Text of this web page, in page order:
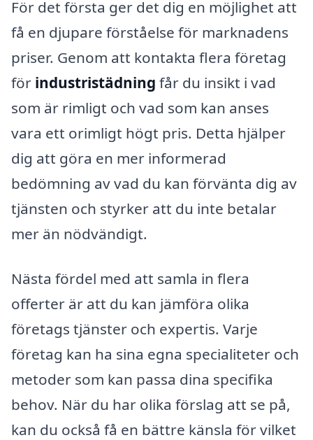
För det första ger det dig en möjlighet att
få en djupare förståelse för marknadens
priser. Genom att kontakta flera företag
för industristädning får du insikt i vad
som är rimligt och vad som kan anses
vara ett orimligt högt pris. Detta hjälper
dig att göra en mer informerad
bedömning av vad du kan förvänta dig av
tjänsten och styrker att du inte betalar
mer än nödvändigt.
Nästa fördel med att samla in flera
offerter är att du kan jämföra olika
företags tjänster och expertis. Varje
företag kan ha sina egna specialiteter och
metoder som kan passa dina specifika
behov. När du har olika förslag att se på,
kan du också få en bättre känsla för vilket